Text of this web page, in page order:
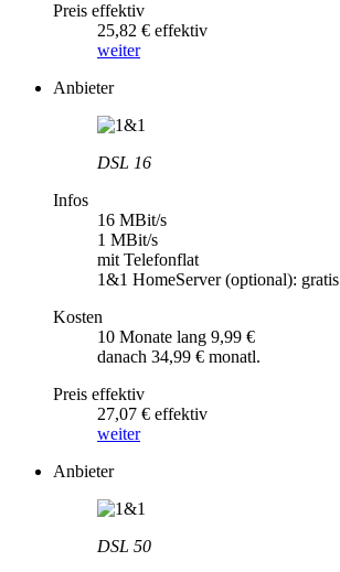
Preis effektiv
25,82 € effektiv
weiter
Anbieter
DSL 16
Infos
16 MBit/s
1 MBit/s
mit Telefonflat
1&1 HomeServer (optional): gratis
Kosten
10 Monate lang 9,99 €
danach 34,99 € monatl.
Preis effektiv
27,07 € effektiv
weiter
Anbieter
DSL 50